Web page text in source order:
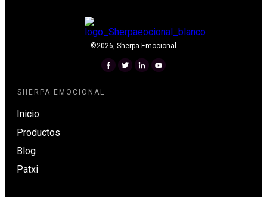
©2026 Sherpa Emocional
SHERPA EMOCIONAL
Inicio
Productos
Blog
Patxi